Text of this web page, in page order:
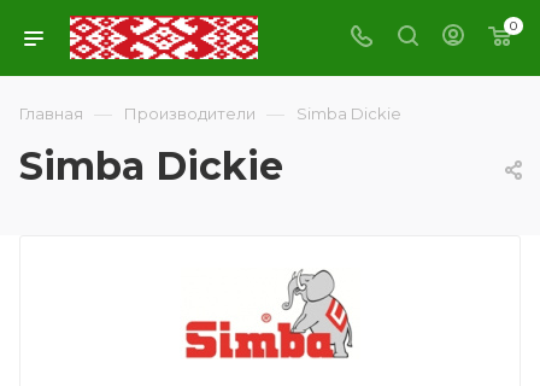
0
Главная — Производители — Simba Dickie
Simba Dickie